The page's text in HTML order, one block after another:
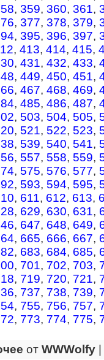
, 359, 360, 361,
, 377, 378, 379,
, 395, 396, 397,
, 413, 414, 415,
, 431, 432, 433,
, 449, 450, 451,
, 467, 468, 469,
, 485, 486, 487,
, 503, 504, 505,
, 521, 522, 523,
, 539, 540, 541,
, 557, 558, 559,
, 575, 576, 577,
, 593, 594, 595,
, 611, 612, 613,
, 629, 630, 631,
, 647, 648, 649,
, 665, 666, 667,
, 683, 684, 685,
, 701, 702, 703,
, 719, 720, 721,
, 737, 738, 739,
, 755, 756, 757,
, 773, 774, 775,
от WWWolfy